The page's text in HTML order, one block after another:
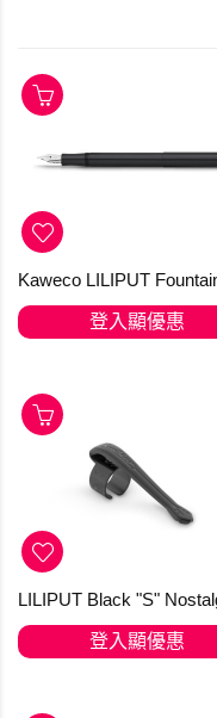
登入顯優惠
登入顯優惠